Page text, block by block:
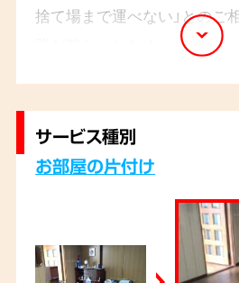
捨て場まで運べない」とのご
路が狭かったため、マットレ
ださい。
サービス種別
お部屋の片付け